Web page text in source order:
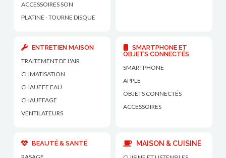
ACCESSOIRES SON
PLATINE - TOURNE DISQUE
ENTRETIEN MAISON
TRAITEMENT DE L'AIR
CLIMATISATION
CHAUFFE EAU
CHAUFFAGE
VENTILATEURS
SMARTPHONE ET
OBJETS CONNECTÉS
SMARTPHONE
APPLE
OBJETS CONNECTÉS
ACCESSOIRES
BEAUTÉ & SANTÉ
MAISON & CUISINE